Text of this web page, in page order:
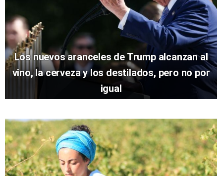
Los nuevos aranceles de Trump alcanzan al
vino, la cerveza y los destilados, pero no por
igual